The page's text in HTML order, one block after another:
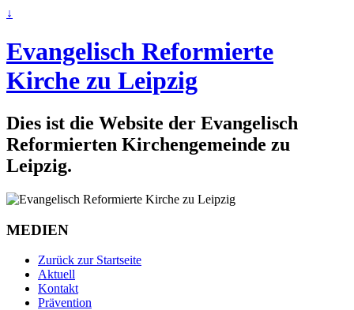
↓
Evangelisch Reformierte
Kirche zu Leipzig
Dies ist die Website der Evangelisch
Reformierten Kirchengemeinde zu
Leipzig.
MEDIEN
Zurück zur Startseite
Aktuell
Kontakt
Prävention